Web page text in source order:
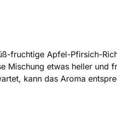
fruchtige Apfel-Pfirsich-
Mischung etwas heller und
kann das Aroma